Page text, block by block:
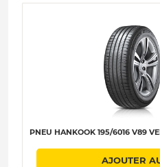
PNEU HANKOOK 195/6016 V89
AJOUTER